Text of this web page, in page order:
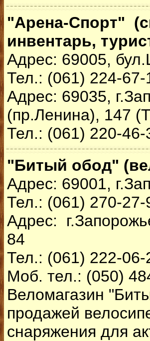
"Арена-Спорт"
инвентарь,
Адрес: 69005,
Тел.: (061) 224-67-
Адрес: 69035,
(пр.Ленина), 147
Тел.: (061) 220-46-
"Битый обод"
Адрес: 69001,
Тел.: (061) 270-27-
Адрес:
84
Тел.: (061) 222-06-
Моб. тел.: (050)
Веломагазин
продажей
снаряжения для